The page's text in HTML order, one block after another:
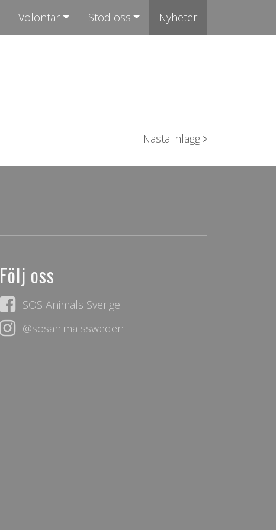
Volontär Stöd oss Nyheter
Nästa inlägg
Följ oss
SOS Animals Sverige
@sosanimalssweden